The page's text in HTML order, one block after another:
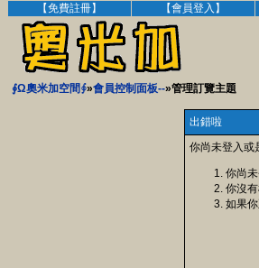
【免費註冊】 【會員登入】
∮Ω奧米加空間∮»會員控制面板--»管理訂覽主題
出錯啦
你尚未登入或
你尚
你沒
如果